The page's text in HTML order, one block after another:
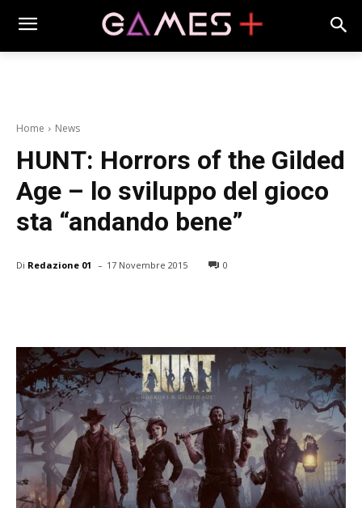
Home News
HUNT: Horrors of the Gilded
Age – lo sviluppo del gioco
sta “andando bene”
Di Redazione 01 - 17 Novembre 2015 0